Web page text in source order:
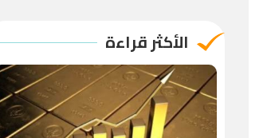
الدينار الأردني
-1.0000
-1.0000
الأكثر قراءة